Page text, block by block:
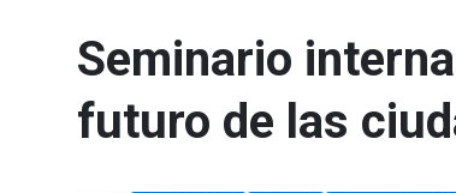
Seminario
futuro de las